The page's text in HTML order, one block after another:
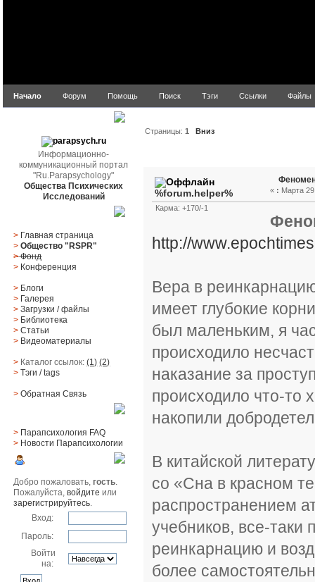
Начало Форум Помощь Поиск Тэги Ссылки Файлы
Информационно-
коммуникационный портал
"Ru.Parapsychology"
Общества Психических
Исследований
> Главная страница
> Общество "RSPR"
> Фонд
> Конференция
> Блоги
> Галерея
> Загрузки/файлы
> Библиотека
> Статьи
> Видеоматериалы
> Каталог ссылок:(1) (2)
> Тэги/ tags
> Обратная Cвязь
> Парапсихология FAQ
> Новости Парапсихологии
Добро пожаловать,гость.
Пожалуйста,войдите или
зарегистрируйтесь.
Вход:
Пароль:
Войти
на:
Страницы:1 Вниз
%forum.helper%
Карма: +170/-1
« : Марта
http://
Вера в
имеет глубокие
был маленьким, я
происходило
наказание за
происходило что-то
накопили
В китайской
со «Сна в красном
распространением
учебников, все-таки
реинкарнацию и
более